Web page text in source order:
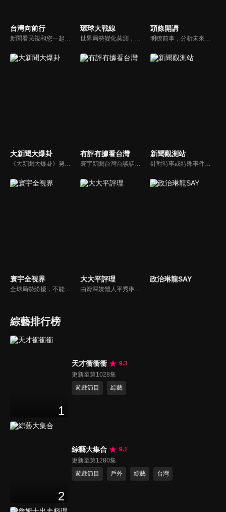
台灣向前行
新聞看民視和您一起討論最新最熱的時事新聞！
環球大戰線
世界局勢變化莫測，你我都身在其中，國際之間合縱連橫，外交、政治、經濟、軍事、科技，無所不爭、無所不戰，《環球大戰線》全方位觀點，與您一起剖析戰略，走進環球競爭最前線！
頭條開講
明瞭前事，分析未來走向，周玉琴告訴您沒想到的大小事背後真相。你不理政治，政治卻未必不會影響你！世界政治勢力結構快速改變，新時代降臨，舊思想如何進化，台灣新思路能否頂得住大國衝擊，最接近民意的聲音，都在《頭條開講》。
大新聞大爆卦
《大新聞大爆卦》努力秉持著監督政府的精神，繼續在網路上努力說出事實。
有評有據看台灣
寰宇新聞台灣台談話性節目《有評有據看台灣》節目跳脫來賓演繹的「浮誇情境式政論型態」，改採網路大數據點題，直視分析選情實相，帶您「有評、有據」的遍覽政經大小事。
新聞觀測站
針對時事或特殊事件邀請來賓進行深度探討，或專訪各領域傑出人士。
寰宇全視界
全球局勢紛擾，不能置身事外！主播任明玥主持，嶄新一季《寰宇全視界2.0》，集結各領域重磅嘉賓，犀利評論、深度視角，帶您洞悉世界局勢脈絡，開拓兩岸和國際新視野，《寰宇全視界2.0》，帶給您最具含金量的觀點。
大大平評理
由資深媒體人平秀琳所主持的時事討論節目，針對大眾關心的議題，邀請關鍵人物或意見領袖上節目，從各種角度深入剖析，並藉由多人的觀點交流，讓新聞事件的真相掏深一點，幫助觀眾了解當下最熱門的新聞議題，期使本節目成為台灣理性討論時事的典範。
政治琳龍SAY
綜藝排行榜
1
天才衝衝衝
9.3
更新至第1028集
遊戲節目
綜藝
2
綜藝大集合
9.1
更新至第1280集
遊戲節目
戶外 綜藝 台灣